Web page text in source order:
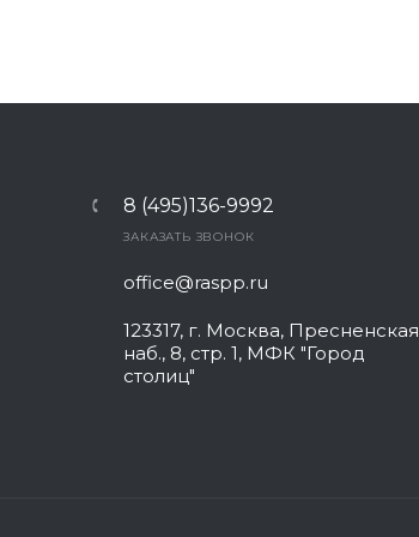
8 (495)136-9992
ЗАКАЗАТЬ ЗВОНОК
office@raspp.ru
123317, г. Москва, Пресненская
наб., 8, стр. 1, МФК "Город
столиц"